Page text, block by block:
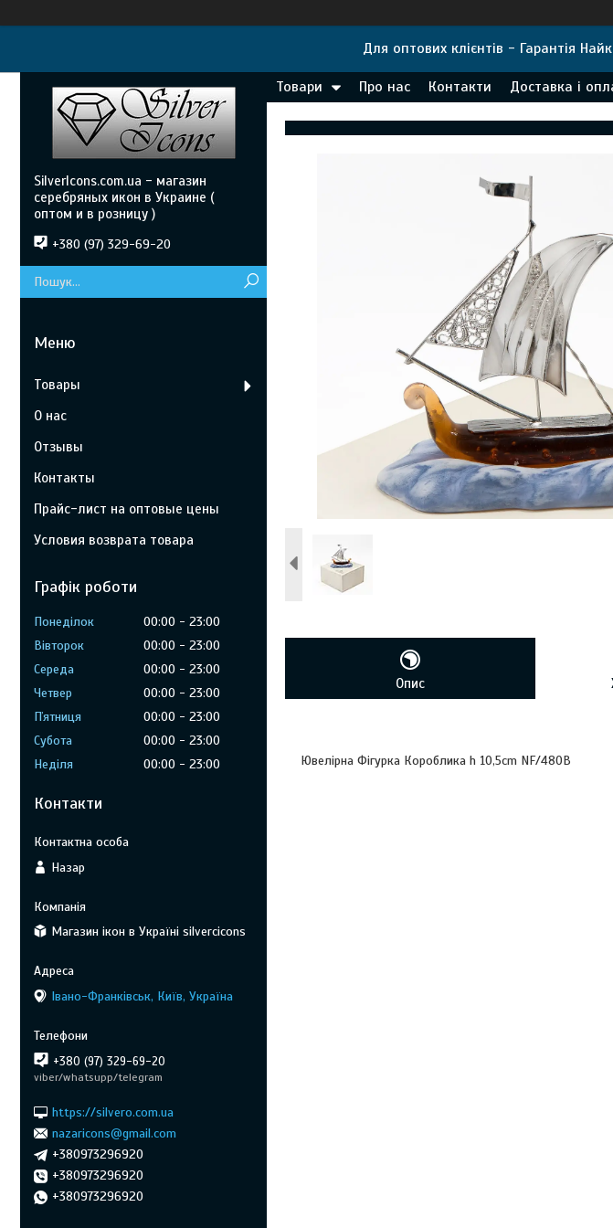
Для оптових клієнтів - Гарантія
Товари Про нас Контакти Доставка і
Опис
Ювелірна Фігурка Короблика h 10,5cm NF/480B
SilverIcons.com.ua - магазин
серебряных икон в Украине (
оптом и в розницу )
+380 (97) 329-69-20
Товары
О нас
Отзывы
Контакты
Прайс-лист на оптовые цены
Условия возврата товара
Графік роботи
Понеділок 00:00
23:00
Вівторок
00:00
23:00
Середа
00:00
23:00
Четвер
00:00
23:00
Пʼятниця
00:00
23:00
Субота
00:00
23:00
Неділя
00:00 23:00
Контакти
Назар
Магазин ікон в Україні silvercicons
Івано-Франківськ, Київ, Україна
+380 (97) 329-69-20
viber/whatsupp/telegram
https://silvero.com.ua
nazaricons@gmail.com
+380973296920
+380973296920
+380973296920